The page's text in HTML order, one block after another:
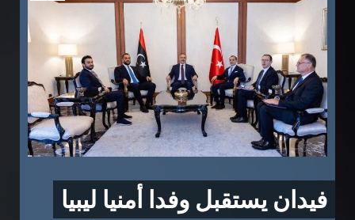
فيدان يستقبل وفدا أمنيا ليبيا